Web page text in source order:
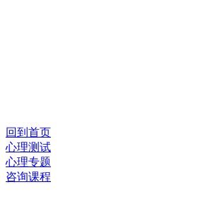
回到首页
心理测试
心理专题
咨询课程